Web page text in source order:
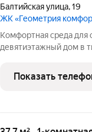
Балтийская улица,19
ЖК «Геометрия
Комфортная среда
девятиэтажный дом в
уютную архитектуру
Каркасно-монолитная
Показать